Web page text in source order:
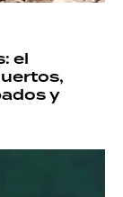
el
y